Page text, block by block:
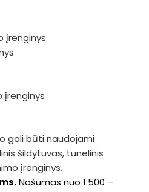
įrenginys
įrenginys
gali būti naudojami
šildytuvas, tunelinis
įrenginys.
Našumas nuo 1.500 –